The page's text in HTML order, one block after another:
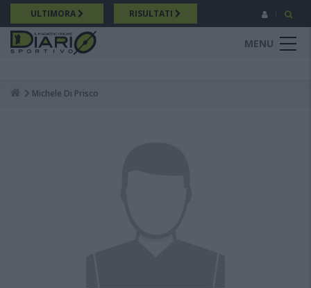
Salta
al
contenuto
principale
ULTIMORA RISULTATI
MENU
Breadcrumb
Michele Di Prisco